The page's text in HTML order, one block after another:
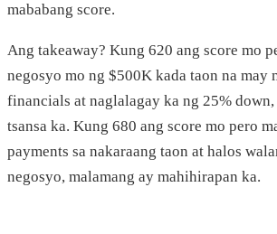
mababang score.
Ang takeaway? Kung 620 ang score mo
negosyo mo ng $500K kada taon na may
financials at naglalagay ka ng 25% down,
tsansa ka. Kung 680 ang score mo pero
payments sa nakaraang taon at halos
negosyo, malamang ay mahihirapan ka.